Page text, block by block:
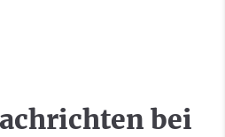
bei